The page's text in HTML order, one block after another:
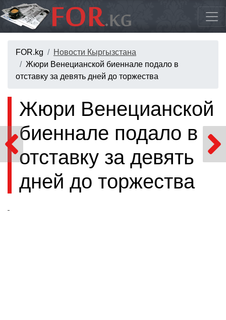
FOR.kg
Новости Кыргызстана
Жюри Венецианской биеннале подало в
отставку за девять дней до торжества
Жюри Венецианской
биеннале подало в
отставку за девять
дней до торжества